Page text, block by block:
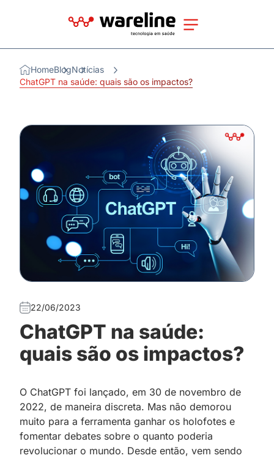
HomeBlogNotícias
ChatGPT na saúde: quais são os impactos?
22/06/2023
ChatGPT na saúde:
quais são os impactos?
O ChatGPT foi lançado, em 30 de novembro de
2022, de maneira discreta. Mas não demorou
muito para a ferramenta ganhar os holofotes e
fomentar debates sobre o quanto poderia
revolucionar o mundo. Desde então, vem sendo